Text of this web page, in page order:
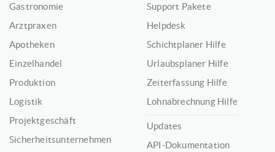
Gastronomie
Arztpraxen
Apotheken
Einzelhandel
Produktion
Logistik
Projektgeschäft
Sicherheitsunternehmen
Support Pakete
Helpdesk
Schichtplaner Hilfe
Urlaubsplaner Hilfe
Zeiterfassung Hilfe
Lohnabrechnung Hilfe
Updates
API-Dokumentation